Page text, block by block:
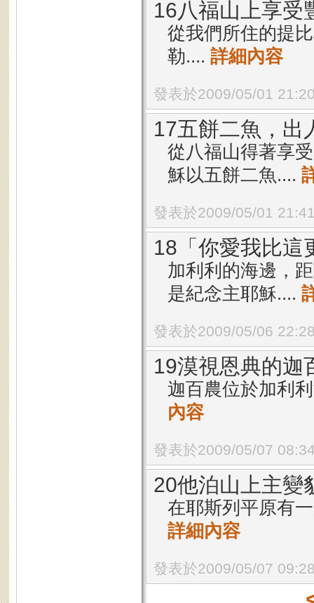
16八福山上享受
從我們所住的提
勒.... 詳細內容
發表於2009/05/01
17五餅二魚，出
從八福山得著享
穌以五餅二魚....
發表於2009/05/01
18「你愛我比這
加利利的海邊，
是紀念主耶穌....
發表於2009/05/06
19漠視恩典的迦
迦百農位於加利
內容
發表於2009/05/07
20他泊山上主變
在耶斯列平原有
詳細內容
發表於2009/05/07